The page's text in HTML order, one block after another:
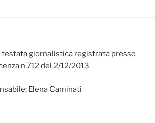
testata giornalistica registrata presso
n.712 del 2/12/2013
Elena Caminati